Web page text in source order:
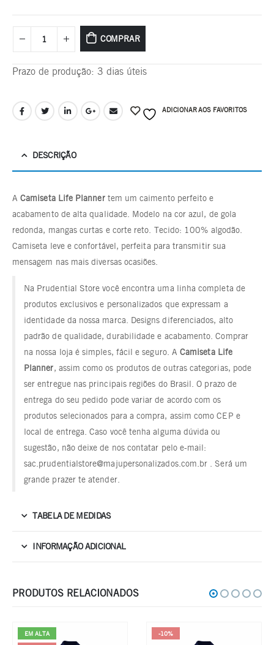
COMPRAR
Prazo de produção: 3 dias úteis
ADICIONAR AOS FAVORITOS
DESCRIÇÃO
ACamiseta Life Plannertem um caimento perfeito e
acabamento de alta qualidade. Modelo na cor azul, de gola
redonda, mangas curtas e corte reto. Tecido: 100% algodão.
Camiseta leve e confortável, perfeita para transmitir sua
mensagem nas mais diversas ocasiões.
Na Prudential Store você encontra uma linha completa de
produtos exclusivos e personalizados que expressam a
identidade da nossa marca. Designs diferenciados, alto
padrão de qualidade, durabilidade e acabamento. Comprar
na nossa loja é simples, fácil e seguro. ACamiseta Life
Planner, assim como os produtos de outras categorias, pode
ser entregue nas principais regiões do Brasil. O prazo de
entrega do seu pedido pode variar de acordo com os
produtos selecionados para a compra, assim como CEP e
local de entrega. Caso você tenha alguma dúvida ou
sugestão, não deixe de nos contatar pelo e-mail:
sac.prudentialstore@majupersonalizados.com.br . Será um
grande prazer te atender.
TABELA DE MEDIDAS
INFORMAÇÃO ADICIONAL
PRODUTOS RELACIONADOS
-10%